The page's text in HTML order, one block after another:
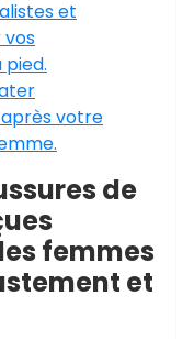
et
votre
de
femmes
et